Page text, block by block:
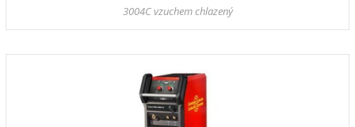
3004C vzuchem chlazený